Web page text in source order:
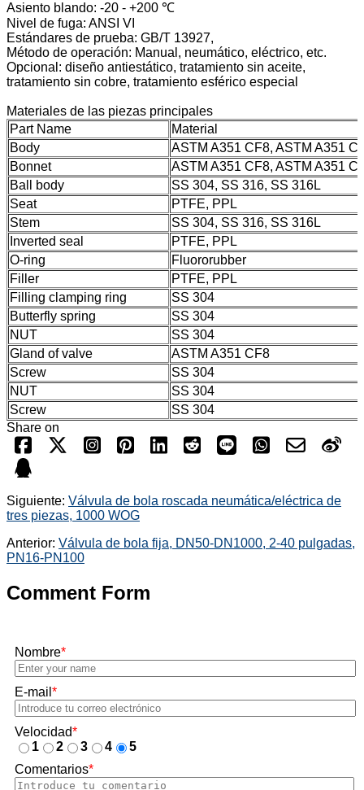
Asiento blando: -20 - +200 ℃
Nivel de fuga: ANSI VI
Estándares de prueba: GB/T 13927,
Método de operación: Manual, neumático, eléctrico, etc.
Opcional: diseño antiestático, tratamiento sin aceite,
tratamiento sin cobre, tratamiento esférico especial
Materiales de las piezas principales
Part Name
Material
Body
ASTM A351 CF8, ASTM A351
Bonnet
ASTM A351 CF8, ASTM A351
Ball body
SS 304, SS 316, SS 316L
Seat
PTFE, PPL
Stem
SS 304, SS 316, SS 316L
Inverted seal
PTFE, PPL
O-ring
Fluororubber
Filler
PTFE, PPL
Filling clamping ring
SS 304
Butterfly spring
SS 304
NUT
SS 304
Gland of valve
ASTM A351 CF8
Screw
SS 304
NUT
SS 304
Screw
SS 304
Share on
Siguiente: Válvula de bola roscada neumática/eléctrica de
tres piezas, 1000 WOG
Anterior: Válvula de bola fija, DN50-DN1000, 2-40 pulgadas,
PN16-PN100
Comment Form
Nombre*
E-mail *
Velocidad*
1
2 3 4
5
Comentarios*